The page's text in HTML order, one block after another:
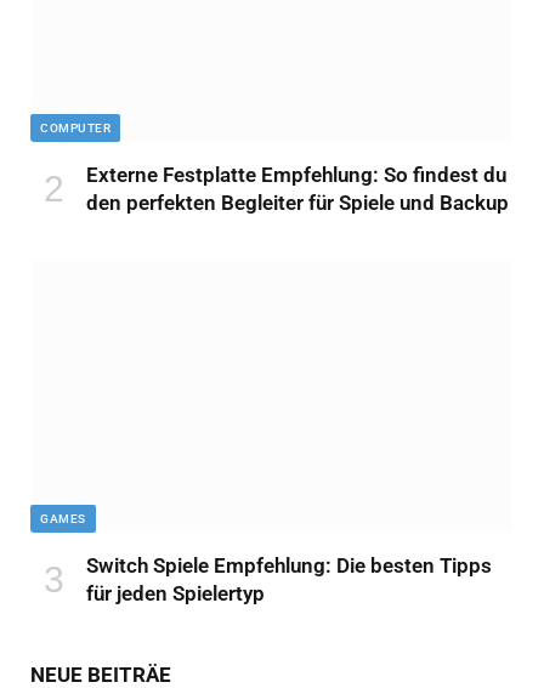
COMPUTER
Externe Festplatte Empfehlung: So findest du
den perfekten Begleiter für Spiele und Backup
GAMES
Switch Spiele Empfehlung: Die besten Tipps
für jeden Spielertyp
NEUE BEITRÄE